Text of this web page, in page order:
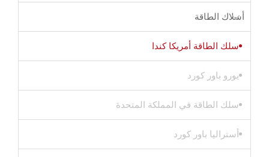
أسلاك الطاقة
سلك الطاقة أمريكا كندا
يورو باور كورد
سلك الطاقة في المملكة المتحدة
أستراليا باور كورد